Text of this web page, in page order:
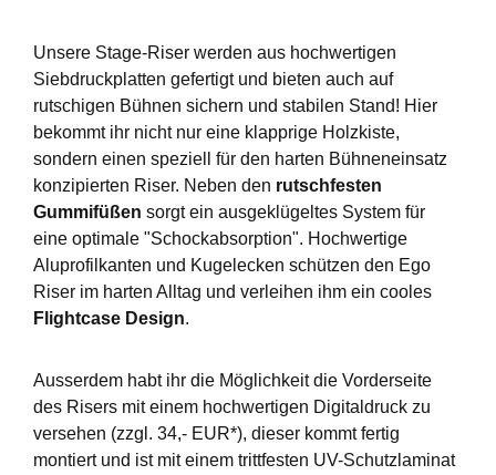
Unsere Stage-Riser werden aus hochwertigen
Siebdruckplatten gefertigt und bieten auch auf
rutschigen Bühnen sichern und stabilen Stand! Hier
bekommt ihr nicht nur eine klapprige Holzkiste,
sondern einen speziell für den harten Bühneneinsatz
konzipierten Riser. Neben den rutschfesten
Gummifüßen sorgt ein ausgeklügeltes System für
eine optimale "Schockabsorption". Hochwertige
Aluprofilkanten und Kugelecken schützen den Ego
Riser im harten Alltag und verleihen ihm ein cooles
Flightcase Design.
Ausserdem habt ihr die Möglichkeit die Vorderseite
des Risers mit einem hochwertigen Digitaldruck zu
versehen (zzgl. 34,- EUR*), dieser kommt fertig
montiert und ist mit einem trittfesten UV-Schutzlaminat